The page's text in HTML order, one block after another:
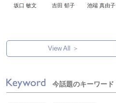
坂口 敏文 吉田 郁子 池端 真由子
View All ＞
今話題のキーワード